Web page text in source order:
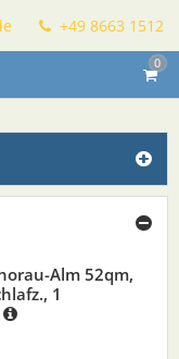
+49 8663 1512
0
Alm 52qm,
1